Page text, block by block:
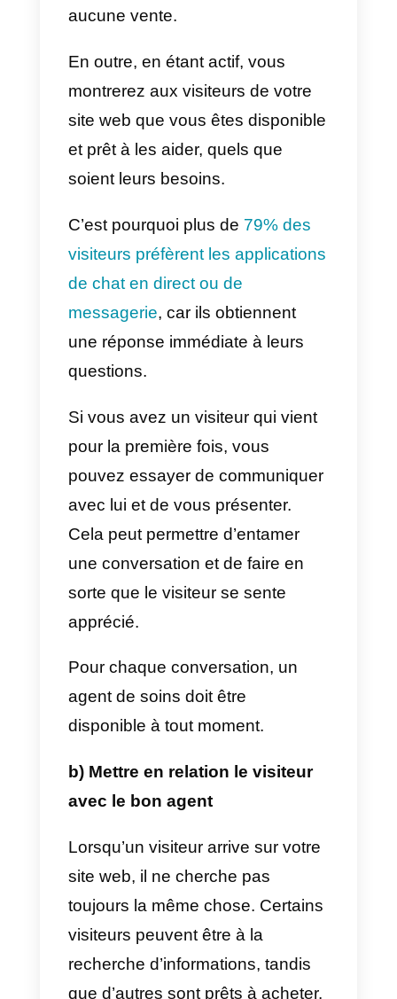
Enfin, le logiciel de chat en direct
améliorer la satisfaction des
clients. En raison de la gestion
chat qui, si elle est bien faite,
améliorer l’expérience de
l’utilisateur.
a) Soyez proactif
L’une des choses les plus
importantes que vous pouvez
faire pour améliorer vos ventes
grâce au chat en direct est de
participer activement aux
sessions de chat. Si vous êtes
inactif, vous ne pourrez conclure
aucune vente.
En outre, en étant actif, vous
montrerez aux visiteurs de votre
site web que vous êtes
et prêt à les aider, quels que
soient leurs besoins.